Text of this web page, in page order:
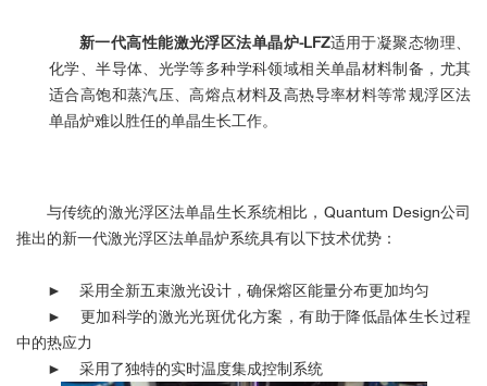
新一代高性能激光浮区法单晶炉-LFZ适用于凝聚态物理、
化学、半导体、光学等多种学科领域相关单晶材料制备，尤其
适合高饱和蒸汽压、高熔点材料及高热导率材料等常规浮区法
单晶炉难以胜任的单晶生长工作。
与传统的激光浮区法单晶生长系统相比，Quantum Design公司
推出的新一代激光浮区法单晶炉系统具有以下技术优势：
► 采用全新五束激光设计，确保熔区能量分布更加均匀
► 更加科学的激光光斑优化方案，有助于降低晶体生长过程
中的热应力
► 采用了独特的实时温度集成控制系统